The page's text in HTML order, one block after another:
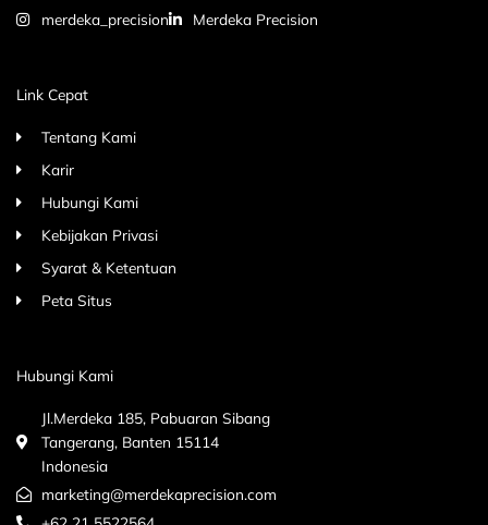
merdeka_precision Merdeka Precision
Link Cepat
Tentang Kami
Karir
Hubungi Kami
Kebijakan Privasi
Syarat & Ketentuan
Peta Situs
Hubungi Kami
Jl.Merdeka 185, Pabuaran Sibang
Tangerang, Banten 15114
Indonesia
marketing@merdekaprecision.com